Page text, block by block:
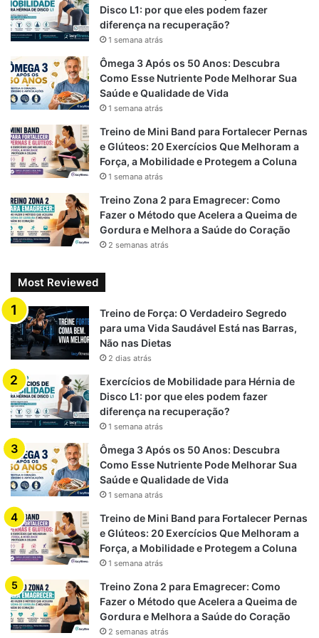
alongamento dos músculos, preparando o corpo para o
esforço que virá.
Benefícios do alongamento dinâmico:
Aumenta a frequência cardíaca
Prepara as articulações
Ativa os músculos que serão exigidos
Eleva a coordenação motora
Portanto, se você busca máxima performance na academia
ou no treino funcional, invista de 5 a 10 minutos de
alongamento dinâmico antes de começar.
Alongamento Depois do Treino:
Recuperação e Relaxamento
Hora de Reduzir a Tensão Muscular
Diferente da preparação para o treino, o pós-exercício
exige uma abordagem voltada para o relaxamento. É aqui
que o alongamento estático ganha destaque.
Após o esforço físico, os músculos ficam tensionados e
encurtados. O alongamento estático ajuda a devolver o
músculo à sua forma original, reduzindo a rigidez e
prevenindo dores musculares intensas.
Exemplos de alongamento estático:
Inclinação do tronco à frente para alongar posteriores
da coxa
Cruzar um braço sobre o peito para alongar o ombro
Disco L1: por que eles podem fazer
diferença na recuperação?
1 semana atrás
Ômega 3 Após os 50 Anos: Descubra
Como Esse Nutriente Pode Melhorar Sua
Saúde e Qualidade de Vida
1 semana atrás
Treino de Mini Band para Fortalecer Pernas
e Glúteos: 20 Exercícios Que Melhoram a
Força, a Mobilidade e Protegem a Coluna
1 semana atrás
Treino Zona 2 para Emagrecer: Como
Fazer o Método que Acelera a Queima de
Gordura e Melhora a Saúde do Coração
2 semanas atrás
Most Reviewed
Treino de Força: O Verdadeiro Segredo
para uma Vida Saudável Está nas Barras,
Não nas Dietas
2 dias atrás
Exercícios de Mobilidade para Hérnia de
Disco L1: por que eles podem fazer
diferença na recuperação?
1 semana atrás
Ômega 3 Após os 50 Anos: Descubra
Como Esse Nutriente Pode Melhorar Sua
Saúde e Qualidade de Vida
1 semana atrás
Treino de Mini Band para Fortalecer Pernas
e Glúteos: 20 Exercícios Que Melhoram a
Força, a Mobilidade e Protegem a Coluna
1 semana atrás
Treino Zona 2 para Emagrecer: Como
Fazer o Método que Acelera a Queima de
Gordura e Melhora a Saúde do Coração
2 semanas atrás